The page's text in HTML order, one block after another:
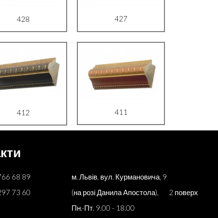
428
412
427
411
68 89
73 60
м. Львів, вул. Курмановича, 9
(на розі Данила Апостола), 2 поверх
Пн.-Пт. 9.00 - 18.00